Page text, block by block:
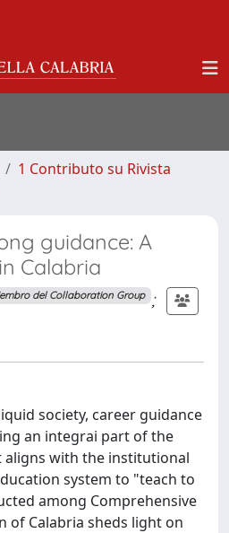
1 Contributo su Rivista
guidance: A
Calabria
del Collaboration Group
;
society, career guidance
an integrai part of the
aligns with the institutional
system to "teach to
among Com­prehensive
of Calabria sheds light on